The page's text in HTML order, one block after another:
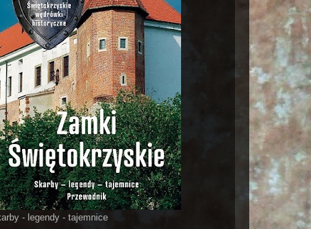
- legendy - tajemnice